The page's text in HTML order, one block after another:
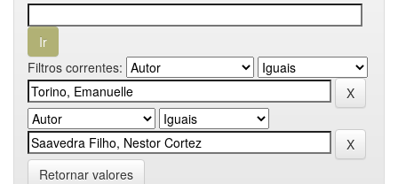
Filtros correntes:
Retornar valores